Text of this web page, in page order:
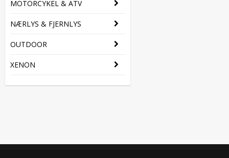
MOTORCYKEL & ATV
NÆRLYS & FJERNLYS
OUTDOOR
XENON